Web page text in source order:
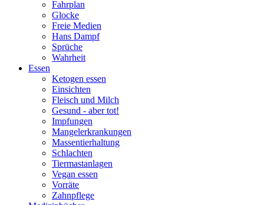
Fahrplan
Glocke
Freie Medien
Hans Dampf
Sprüche
Wahrheit
Essen
Ketogen essen
Einsichten
Fleisch und Milch
Gesund - aber tot!
Impfungen
Mangelerkrankungen
Massentierhaltung
Schlachten
Tiermastanlagen
Vegan essen
Vorräte
Zahnpflege